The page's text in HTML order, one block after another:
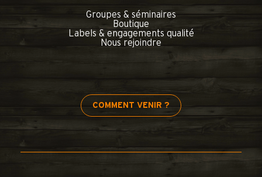
Groupes & séminaires
Boutique
Labels & engagements qualité
Nous rejoindre
COMMENT VENIR ?